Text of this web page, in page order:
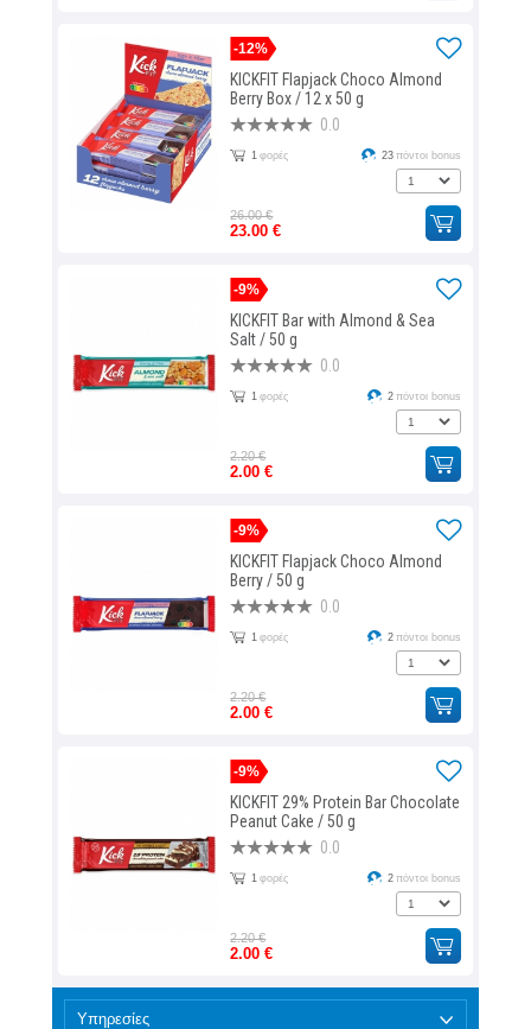
-12%
KICKFIT Flapjack Choco Almond
Berry Box / 12 x 50 g
0.0
1 φορές 23 πόντοι bonus
26.00 €
23.00 €
-9%
KICKFIT Bar with Almond & Sea
Salt / 50 g
0.0
1 φορές 2 πόντοι bonus
2.20 €
2.00 €
-9%
KICKFIT Flapjack Choco Almond
Berry / 50 g
0.0
1 φορές 2 πόντοι bonus
2.20 €
2.00 €
-9%
KICKFIT 29% Protein Bar Chocolate
Peanut Cake / 50 g
0.0
1 φορές 2 πόντοι bonus
2.20 €
2.00 €
Υπηρεσίες